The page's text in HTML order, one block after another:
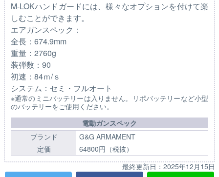
M-LOKハンドガードには、様々なオプションを付けて楽
しむことができます。
エアガンスペック：
全長：674.9mm
重量：2760g
装弾数：90
初速：84ｍ/ｓ
システム：セミ・フルオート
※通常のミニバッテリーは入りません。リポバッテリーなど小型
のバッテリーをご使用ください。
電動ガンスペック
ブランド
G&G ARMAMENT
定価
64800円（税抜）
最終更新日： 2025年12月15日